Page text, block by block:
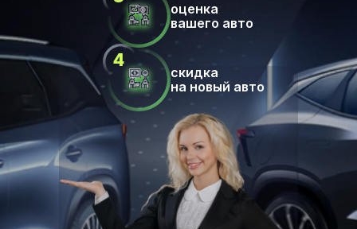
оценка
вашего авто
скидка
на новый авто